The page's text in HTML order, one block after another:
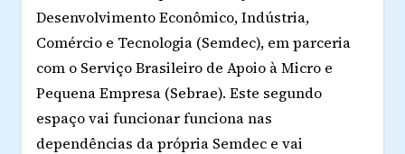
Desenvolvimento Econômico, Indústria,
Comércio e Tecnologia (Semdec), em parceria
com o Serviço Brasileiro de Apoio à Micro e
Pequena Empresa (Sebrae). Este segundo
espaço vai funcionar funciona nas
dependências da própria Semdec e vai